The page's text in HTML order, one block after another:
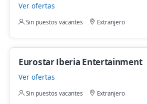
Ver ofertas
Sin puestos vacantes Extranjero
Eurostar Iberia Entertainment
Ver ofertas
Sin puestos vacantes Extranjero